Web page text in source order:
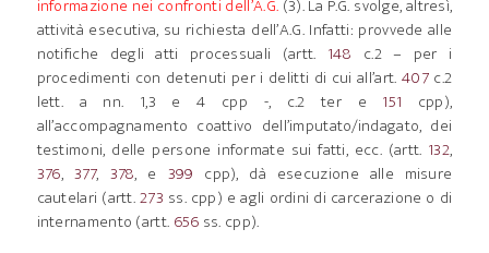
informazione nei confronti dell’A.G. (3). La P.G. svolge, altresì,
attività esecutiva, su richiesta dell’A.G. Infatti: provvede alle
notifiche degli atti processuali (artt. 148 c.2 – per i
procedimenti con detenuti per i delitti di cui all’art.407 c.2
lett. a nn. 1,3 e 4 cpp -, c.2 ter e 151 cpp),
all’accompagnamento coattivo dell’imputato/indagato, dei
testimoni, delle persone informate sui fatti, ecc. (artt. 132,
376, 377, 378, e 399 cpp), dà esecuzione alle misure
cautelari (artt.273 ss. cpp) e agli ordini di carcerazione o di
internamento (artt. 656 ss. cpp).